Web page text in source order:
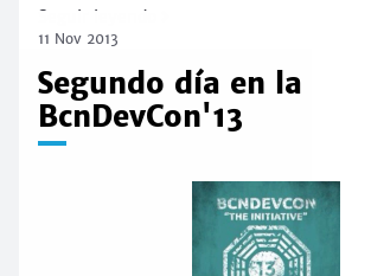
Seguir leyendo
11 Nov 2013
Segundo día en la
BcnDevCon'13